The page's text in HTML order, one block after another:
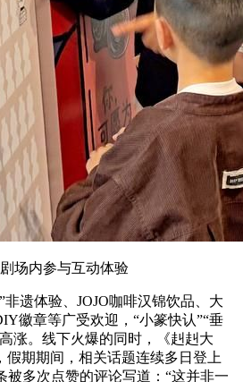
场内参与互动体验
遗体验、JOJO咖啡汉锦饮品、大
徽章等广受欢迎，“小篆快认”“垂
涨。线下火爆的同时，《赳赳大
假期期间，相关话题连续多日登上
被多次点赞的评论写道：“这并非一